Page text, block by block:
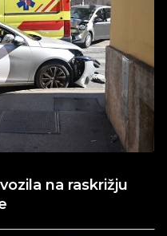
na raskrižju